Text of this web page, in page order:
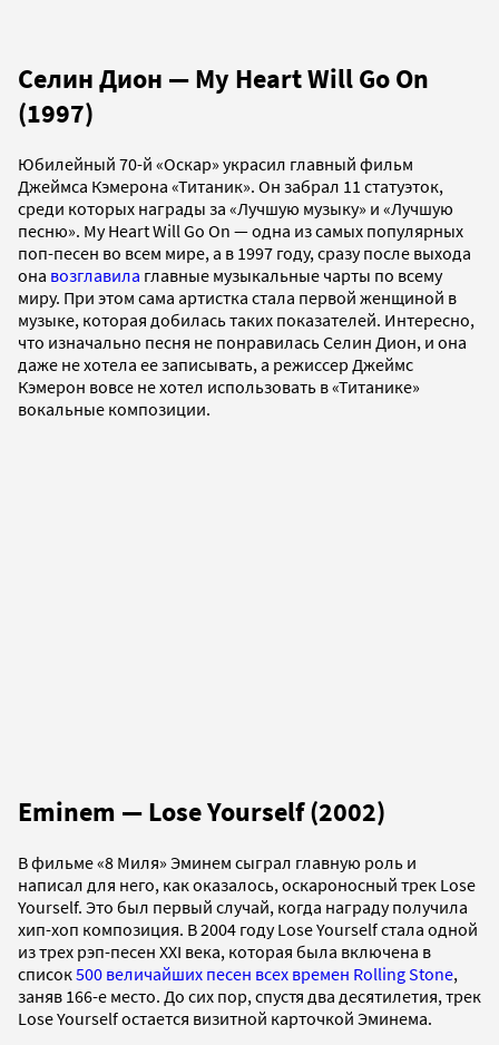
Селин Дион — My Heart Will Go On
(1997)
Юбилейный 70-й «Оскар» украсил главный фильм
Джеймса Кэмерона «Титаник». Он забрал 11 статуэток,
среди которых награды за «Лучшую музыку» и «Лучшую
песню». My Heart Will Go On — одна из самых популярных
поп-песен во всем мире, а в 1997 году, сразу после выхода
она возглавила главные музыкальные чарты по всему
миру. При этом сама артистка стала первой женщиной в
музыке, которая добилась таких показателей. Интересно,
что изначально песня не понравилась Селин Дион, и она
даже не хотела ее записывать, а режиссер Джеймс
Кэмерон вовсе не хотел использовать в «Титанике»
вокальные композиции.
Eminem — Lose Yourself (2002)
В фильме «8 Миля» Эминем сыграл главную роль и
написал для него, как оказалось, оскароносный трек Lose
Yourself. Это был первый случай, когда награду получила
хип-хоп композиция. В 2004 году Lose Yourself стала одной
из трех рэп-песен XXI века, которая была включена в
список500 величайших песен всех времен Rolling Stone,
заняв 166-е место. До сих пор, спустя два десятилетия, трек
Lose Yourself остается визитной карточкой Эминема.